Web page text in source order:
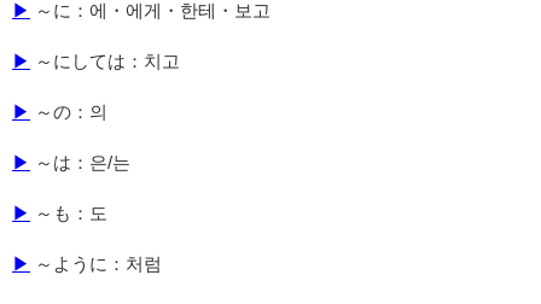
▶ ～に：에・에게・한테・보고
▶ ～にしては：치고
▶ ～の：의
▶ ～は：은/는
▶ ～も：도
▶ ～ように：처럼